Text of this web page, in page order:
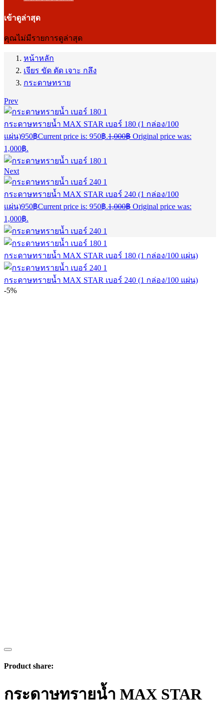
เข้าดูล่าสุด
คุณไม่มีรายการดูล่าสุด
หน้าหลัก
เจียร ขัด ตัด เจาะ กลึง
กระดาษทราย
Prev
กระดาษทรายน้ำ MAX STAR เบอร์ 180 (1 กล่อง/100
แผ่น)950฿Current price is: 950฿.1,000฿ Original price was:
1,000฿.
Next
กระดาษทรายน้ำ MAX STAR เบอร์ 240 (1 กล่อง/100
แผ่น)950฿Current price is: 950฿.1,000฿ Original price was:
1,000฿.
กระดาษทรายน้ำ MAX STAR เบอร์ 180 (1 กล่อง/100 แผ่น)
กระดาษทรายน้ำ MAX STAR เบอร์ 240 (1 กล่อง/100 แผ่น)
-5%
Product share:
กระดาษทรายน้ำ MAX STAR